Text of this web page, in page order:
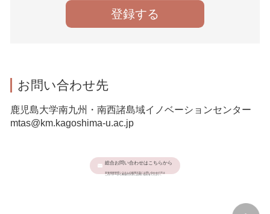
登録する
お問い合わせ先
鹿児島大学南九州・南西諸島域イノベーションセンター
mtas@km.kagoshima-u.ac.jp
総合お問い合わせはこちらから
本有体物管理システムの利用大学にお問い合わせの方は
このバナーから希望の大学にお問い合わせください。